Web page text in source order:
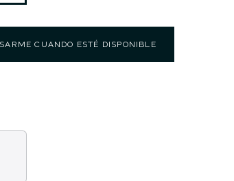
CUANDO ESTÉ DISPONIBLE